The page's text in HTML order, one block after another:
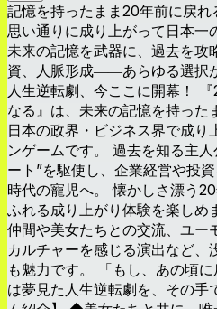
記憶を持ったまま20年前に戻
思い通りに成り上がって日本一
未来の記憶を武器に、過去を攻
資、人脈形成――あらゆる選択
人生逆転劇、今ここに開幕！
なる』は、未来の記憶を持った
日本の政界・ビジネス界で成り
ンゲームです。 過去を知る主
ート”を駆使し、企業経営や投
時代の寵児へ。 懐かしさ漂う
ふれる成り上がり体験を楽しめ
仲間や美女たちとの交流、ユー
カルチャーを感じる演出など、
も魅力です。 「もし、あの頃
は夢見た人生逆転劇を、その手